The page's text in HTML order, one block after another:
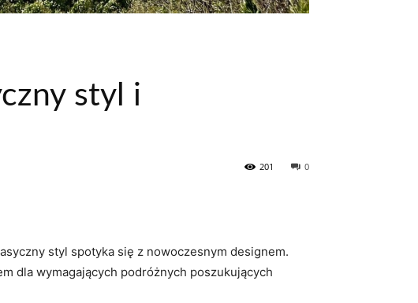
styl i
0
201
styl ‌spotyka się z nowoczesnym designem.
dla⁤ wymagających⁣ podróżnych poszukujących